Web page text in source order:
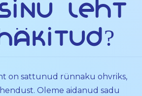
leht
on sattunud rünnaku ohvriks,
Oleme aidanud sadu